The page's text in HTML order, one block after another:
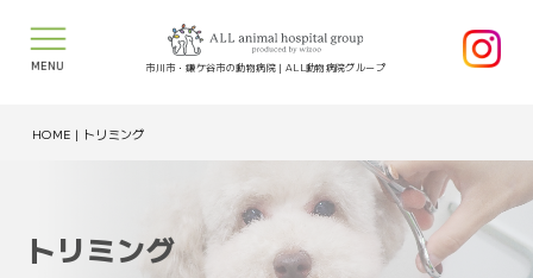
MENU 市川市・鎌ケ谷市の動物病院｜ALL動物病院グループ
HOME | トリミング
トリミング